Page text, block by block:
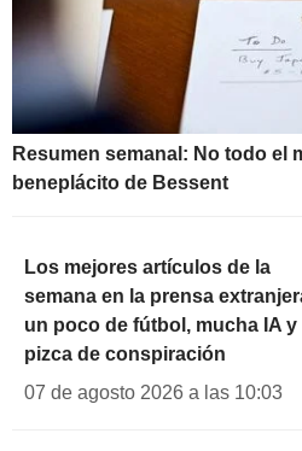
Resumen semanal: No todo el
beneplácito de Bessent
Los mejores artículos de la
semana en la prensa
un poco de fútbol, mucha IA y
pizca de conspiración
07 de agosto 2026 a las 10:03